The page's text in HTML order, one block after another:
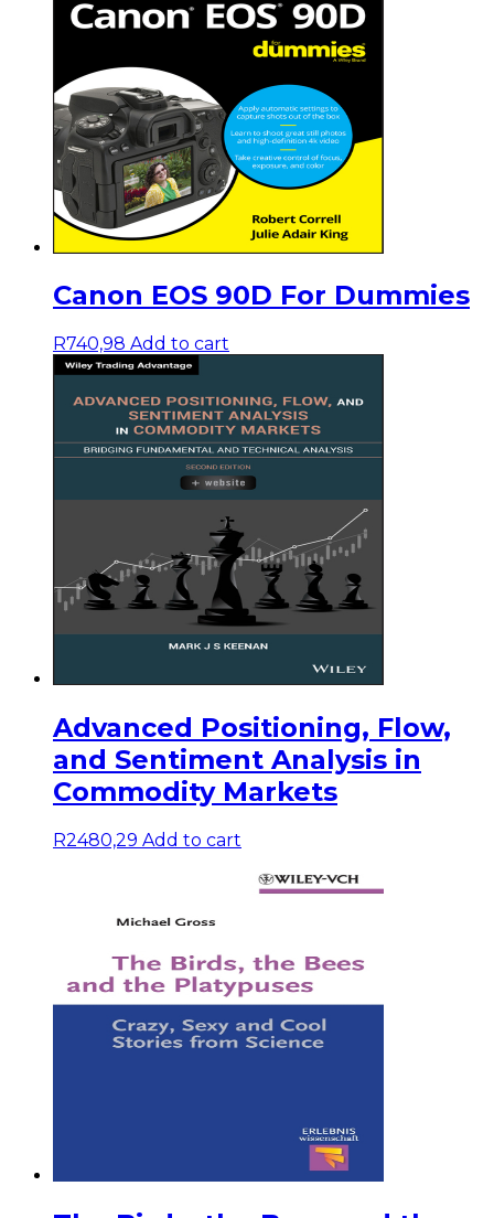
Canon EOS 90D For Dummies
R740,98 Add to cart
Advanced Positioning, Flow,
and Sentiment Analysis in
Commodity Markets
R2480,29 Add to cart